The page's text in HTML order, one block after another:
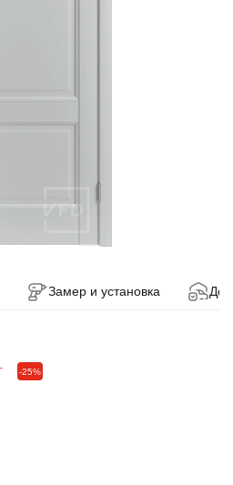
Замер и установка
-25%